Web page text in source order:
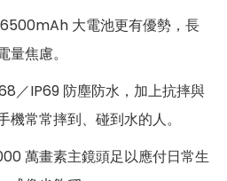
6500mAh 大電池更有優勢，長
焦慮。
／IP69 防塵防水，加上抗摔與
機常常摔到、碰到水的人。
萬畫素主鏡頭足以應付日常生